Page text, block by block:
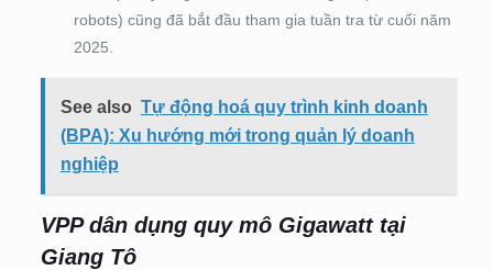
robots) cũng đã bắt đầu tham gia tuần tra từ cuối năm
2025.
See also Tự động hoá quy trình kinh doanh
(BPA): Xu hướng mới trong quản lý doanh
nghiệp
VPP dân dụng quy mô Gigawatt tại
Giang Tô